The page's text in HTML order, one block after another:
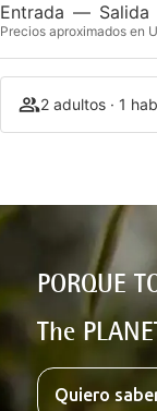
Entrada — Salida
Precios aproximados en
2 adultos · 1
PORQUE
The
Quiero